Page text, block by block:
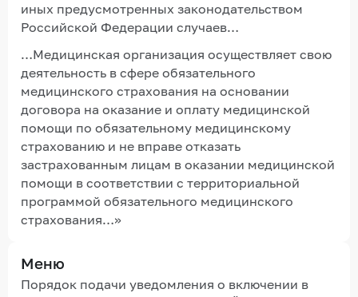
Меню
Порядок подачи уведомления о включении в
иных предусмотренных законодательством
Российской Федерации случаев…
…Медицинская организация осуществляет свою
деятельность в сфере обязательного
медицинского страхования на основании
договора на оказание и оплату медицинской
помощи по обязательному медицинскому
страхованию и не вправе отказать
застрахованным лицам в оказании медицинской
помощи в соответствии с территориальной
программой обязательного медицинского
страхования…»